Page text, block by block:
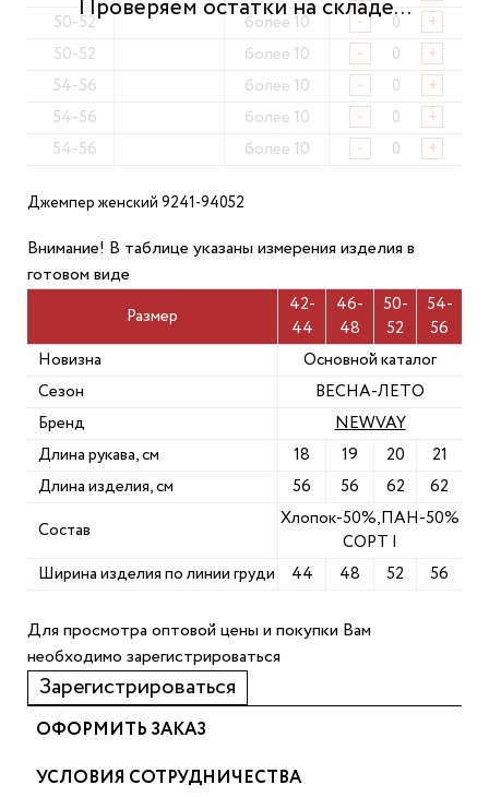
Для просмотра оптовой цены и покупки Вам
необходимо зарегистрироваться
Зарегистрироваться
50-52 более 10 - +
50-52 более 10 - +
54-56 более 10 - +
54-56 более 10 - +
54-56 более 10 - +
Джемпер женский 9241-94052
Внимание! В таблице указаны измерения изделия в
готовом виде
Размер
42-
44
46-
48
50-
52
54-
56
Новизна
Основной каталог
Сезон
ВЕСНА-ЛЕТО
Бренд
NEWVAY
Длина рукава, см
18 19 20
21
Длина изделия, см
56 56 62 62
Состав
Хлопок-50%,ПАН-50%
СОРТ I
Ширина изделия по линии груди
44 48 52 56
ОФОРМИТЬ ЗАКАЗ
УСЛОВИЯ СОТРУДНИЧЕСТВА